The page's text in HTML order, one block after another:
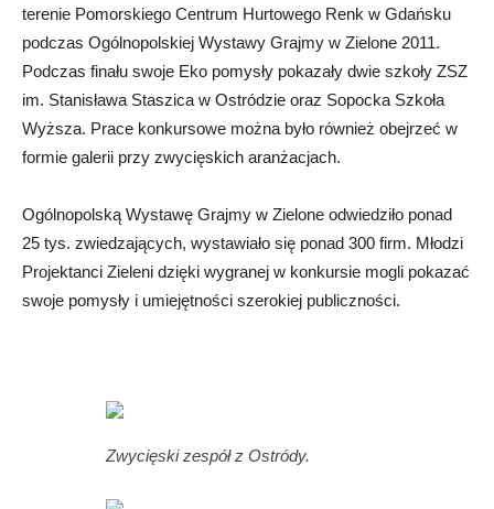
terenie Pomorskiego Centrum Hurtowego Renk w Gdańsku
podczas Ogólnopolskiej Wystawy Grajmy w Zielone 2011.
Podczas finału swoje Eko pomysły pokazały dwie szkoły ZSZ
im. Stanisława Staszica w Ostródzie oraz Sopocka Szkoła
Wyższa. Prace konkursowe można było również obejrzeć w
formie galerii przy zwycięskich aranżacjach.
Ogólnopolską Wystawę Grajmy w Zielone odwiedziło ponad
25 tys. zwiedzających, wystawiało się ponad 300 firm. Młodzi
Projektanci Zieleni dzięki wygranej w konkursie mogli pokazać
swoje pomysły i umiejętności szerokiej publiczności.
Zwycięski zespół z Ostródy.